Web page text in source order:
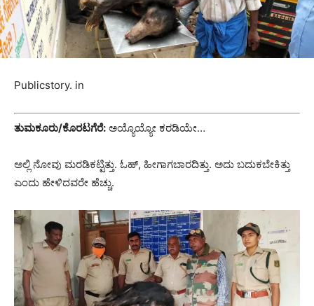
Publicstory. in
ತುಮಕೂರು/ಕೊರಟಗೆರೆ: ಅಯ್ಯೊಯ್ಯೋ ಕರಡಿಯೇ…
ಅಲ್ಲಿ ನೋವು ಮರಡಿಕಟ್ಟಿತ್ತು.‌ ಓಹ್, ಹೀಗಾಗಬಾರದಿತ್ತು. ಅದು ಬದುಕಬೇಕಿತ್ತು
ಎಂದು ಹೇಳಿದವರೇ ಹೆಚ್ಚು.